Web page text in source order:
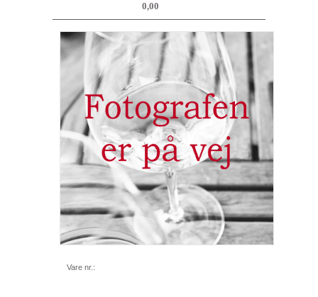
0,00
Vare nr.: